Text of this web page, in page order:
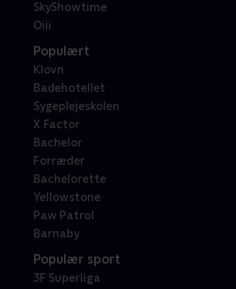
SkyShowtime
Oiii
Populært
Klovn
Badehotellet
Sygeplejeskolen
X Factor
Bachelor
Forræder
Bachelorette
Yellowstone
Paw Patrol
Barnaby
Populær sport
3F Superliga